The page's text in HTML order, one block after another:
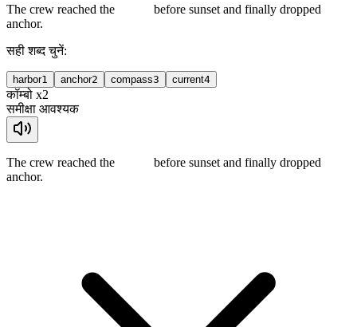
The crew reached the
before sunset and finally dropped
anchor.
सही शब्द चुनें:
harbor1 anchor2 compass3 current4
कॉम्बो x2
समीक्षा आवश्यक
The crew reached the
before sunset and finally dropped
anchor.